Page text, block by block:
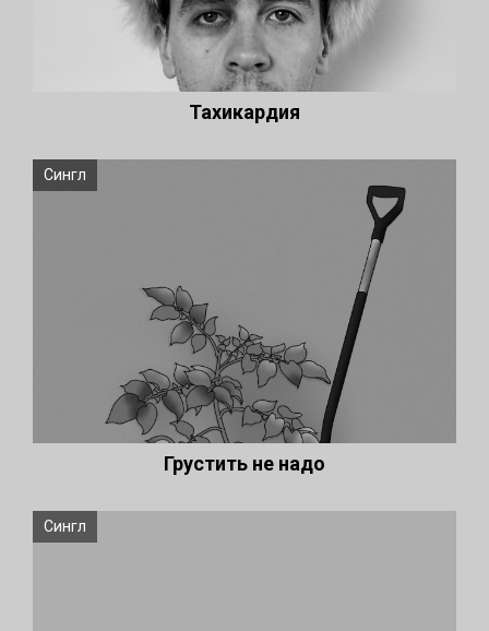
Тахикардия
Сингл
Грустить не надо
Сингл